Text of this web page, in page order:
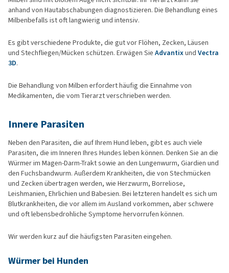
anhand von Hautabschabungen diagnostizieren. Die Behandlung eines
Milbenbefalls ist oft langwierig und intensiv.
Es gibt verschiedene Produkte, die gut vor Flöhen, Zecken, Läusen
und Stechfliegen/Mücken schützen. Erwägen Sie Advantixund Vectra
3D.
Die Behandlung von Milben erfordert häufig die Einnahme von
Medikamenten, die vom Tierarzt verschrieben werden.
Innere Parasiten
Neben den Parasiten, die auf Ihrem Hund leben, gibt es auch viele
Parasiten, die im Inneren Ihres Hundes leben können. Denken Sie an die
Würmer im Magen-Darm-Trakt sowie an den Lungenwurm, Giardien und
den Fuchsbandwurm. Außerdem Krankheiten, die von Stechmücken
und Zecken übertragen werden, wie Herzwurm, Borreliose,
Leishmanien, Ehrlichien und Babesien. Bei letzteren handelt es sich um
Blutkrankheiten, die vor allem im Ausland vorkommen, aber schwere
und oft lebensbedrohliche Symptome hervorrufen können.
Wir werden kurz auf die häufigsten Parasiten eingehen.
Würmer bei Hunden